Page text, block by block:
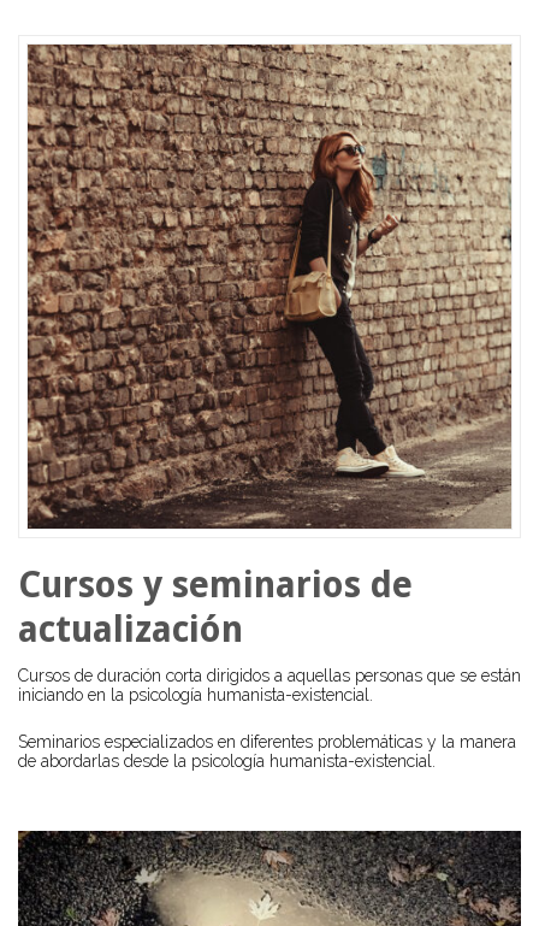
Cursos y seminarios de
actualización
Cursos de duración corta dirigidos a aquellas personas que se están
iniciando en la psicología humanista-existencial.
Seminarios especializados en diferentes problemáticas y la manera
de abordarlas desde la psicología humanista-existencial.